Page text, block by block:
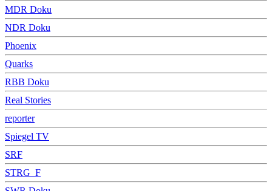
MDR Doku
NDR Doku
Phoenix
Quarks
RBB Doku
Real Stories
reporter
Spiegel TV
SRF
STRG_F